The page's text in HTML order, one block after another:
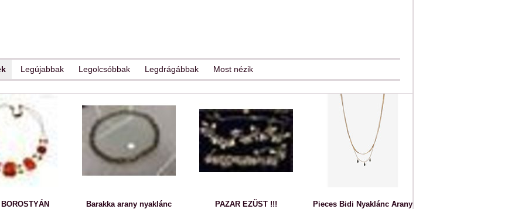
Legújabbak Legolcsóbbak Legdrágábbak Most nézik
Barakka arany nyaklánc
PAZAR EZÜST !!!
Pieces Bidi Nyaklánc Arany